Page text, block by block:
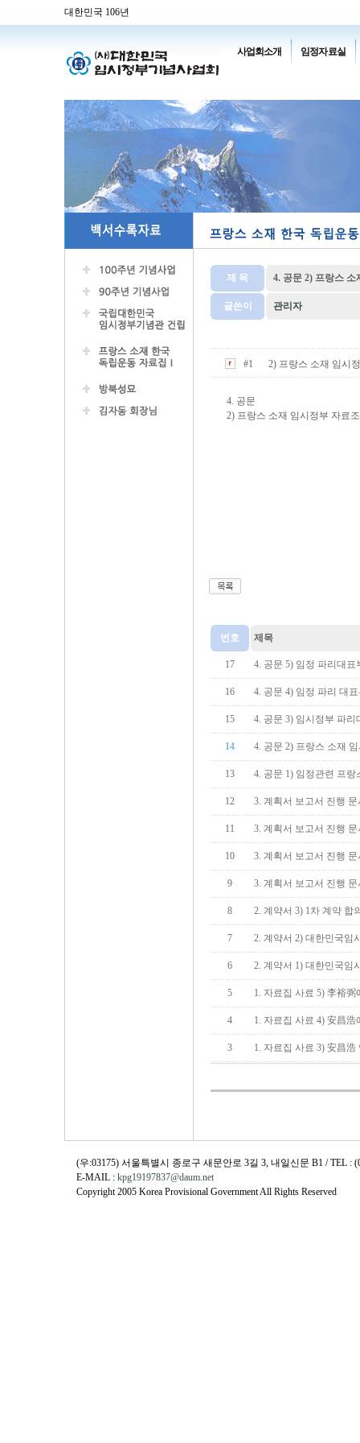
대한민국 106년
사업회소개 임정자료실
제 목 4. 공문 2) 프랑스 소
글쓴이 관리자
#1 2) 프랑스 소재 임시
4. 공문
2) 프랑스 소재 임시정부 자료
번호 제목
17 4. 공문 5) 임정 파리대
16 4. 공문 4) 임정 파리 대
15 4. 공문 3) 임시정부 파
14 4. 공문 2) 프랑스 소재
13 4. 공문 1) 임정관련 프
12 3. 계획서 보고서 진행
11 3. 계획서 보고서 진행
10 3. 계획서 보고서 진행
9 3. 계획서 보고서 진행
8 2. 계약서 3) 1차 계약
7 2. 계약서 2) 대한민국
6 2. 계약서 1) 대한민국
5 1. 자료집 사료 5) 李裕
4 1. 자료집 사료 4) 安昌
3 1. 자료집 사료 3) 安昌浩
(우:03175) 서울특별시 종로구 새문안로 3길 3, 내일신문 B1 / TEL :
E-MAIL : kpg19197837@daum.net
Copyright 2005 Korea Provisional Government All Rights Reserved